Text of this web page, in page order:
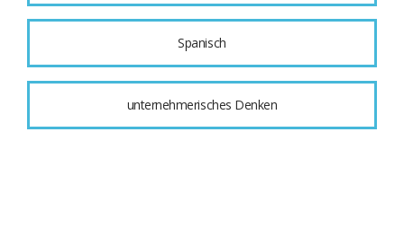
Spanisch
unternehmerisches Denken